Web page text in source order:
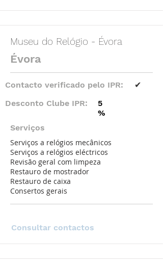
Museu do Relógio - Évora
Évora
Contacto verificado pelo IPR:
✔
Desconto Clube IPR:
5
%
Serviços
Serviços a relógios mecânicos
Serviços a relógios eléctricos
Revisão geral com limpeza
Restauro de mostrador
Restauro de caixa
Consertos gerais
Consultar contactos